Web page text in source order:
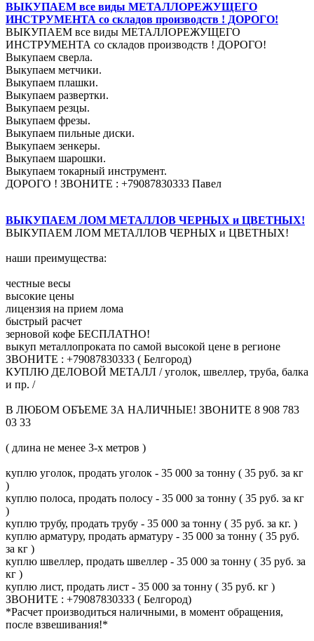
ВЫКУПАЕМ все виды МЕТАЛЛОРЕЖУЩЕГО
ИНСТРУМЕНТА со складов производств ! ДОРОГО!
ВЫКУПАЕМ все виды МЕТАЛЛОРЕЖУЩЕГО
ИНСТРУМЕНТА со складов производств ! ДОРОГО!
Выкупаем сверла.
Выкупаем метчики.
Выкупаем плашки.
Выкупаем развертки.
Выкупаем резцы.
Выкупаем фрезы.
Выкупаем пильные диски.
Выкупаем зенкеры.
Выкупаем шарошки.
Выкупаем токарный инструмент.
ДОРОГО ! ЗВОНИТЕ : +79087830333 Павел
ВЫКУПАЕМ ЛОМ МЕТАЛЛОВ ЧЕРНЫХ и ЦВЕТНЫХ!
ВЫКУПАЕМ ЛОМ МЕТАЛЛОВ ЧЕРНЫХ и ЦВЕТНЫХ!
наши преимущества:
честные весы
высокие цены
лицензия на прием лома
быстрый расчет
зерновой кофе БЕСПЛАТНО!
выкуп металлопроката по самой высокой цене в регионе
ЗВОНИТЕ : +79087830333 ( Белгород)
КУПЛЮ ДЕЛОВОЙ МЕТАЛЛ / уголок, швеллер, труба, балка
и пр. /
В ЛЮБОМ ОБЪЕМЕ ЗА НАЛИЧНЫЕ! ЗВОНИТЕ 8 908 783
03 33
( длина не менее 3-х метров )
куплю уголок, продать уголок - 35 000 за тонну ( 35 руб. за кг
)
куплю полоса, продать полосу - 35 000 за тонну ( 35 руб. за кг
)
куплю трубу, продать трубу - 35 000 за тонну ( 35 руб. за кг. )
куплю арматуру, продать арматуру - 35 000 за тонну ( 35 руб.
за кг )
куплю швеллер, продать швеллер - 35 000 за тонну ( 35 руб. за
кг )
куплю лист, продать лист - 35 000 за тонну ( 35 руб. кг )
ЗВОНИТЕ : +79087830333 ( Белгород)
*Расчет производиться наличными, в момент обращения,
после взвешивания!*